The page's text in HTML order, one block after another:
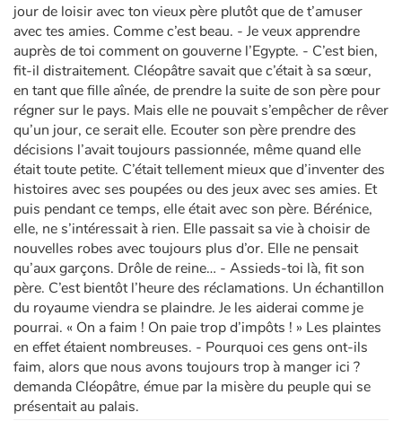
jour de loisir avec ton vieux père plutôt que de t’amuser
avec tes amies. Comme c’est beau. - Je veux apprendre
auprès de toi comment on gouverne l’Egypte. - C’est bien,
fit-il distraitement. Cléopâtre savait que c’était à sa sœur,
en tant que fille aînée, de prendre la suite de son père pour
régner sur le pays. Mais elle ne pouvait s’empêcher de rêver
qu’un jour, ce serait elle. Ecouter son père prendre des
décisions l’avait toujours passionnée, même quand elle
était toute petite. C’était tellement mieux que d’inventer des
histoires avec ses poupées ou des jeux avec ses amies. Et
puis pendant ce temps, elle était avec son père. Bérénice,
elle, ne s’intéressait à rien. Elle passait sa vie à choisir de
nouvelles robes avec toujours plus d’or. Elle ne pensait
qu’aux garçons. Drôle de reine… - Assieds-toi là, fit son
père. C’est bientôt l’heure des réclamations. Un échantillon
du royaume viendra se plaindre. Je les aiderai comme je
pourrai. « On a faim ! On paie trop d’impôts ! » Les plaintes
en effet étaient nombreuses. - Pourquoi ces gens ont-ils
faim, alors que nous avons toujours trop à manger ici ?
demanda Cléopâtre, émue par la misère du peuple qui se
présentait au palais.